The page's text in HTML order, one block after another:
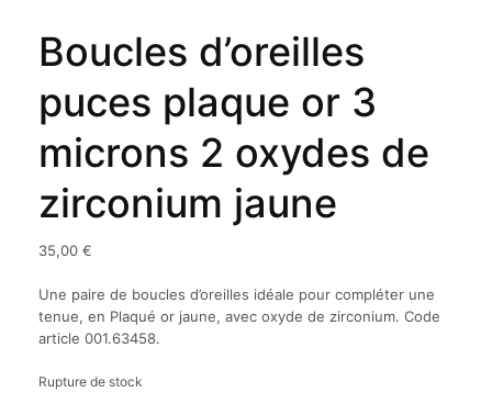
Boucles d’oreilles
puces plaque or 3
microns 2 oxydes de
zirconium jaune
35,00 €
Une paire de boucles d’oreilles idéale pour compléter une
tenue, en Plaqué or jaune, avec oxyde de zirconium. Code
article 001.63458.
Rupture de stock